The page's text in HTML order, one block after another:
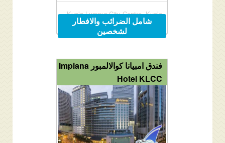
Kuala Lumpur City Centre, Kuala
Lumpur City Centre, 50088 Kuala
Lumpur, Malaysia
شامل الضرائب والافطار
لشخصين
فندق امبيانا كوالالمبور Impiana
Hotel KLCC